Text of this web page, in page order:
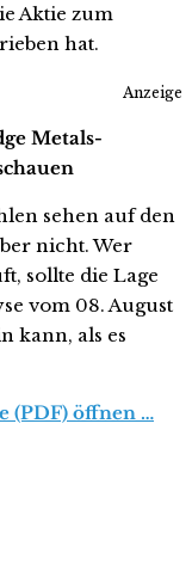
Aktie zum
hat.
Anzeige
Metals-
sehen auf den
nicht. Wer
sollte die Lage
vom 08. August
kann, als es
(PDF) öffnen …